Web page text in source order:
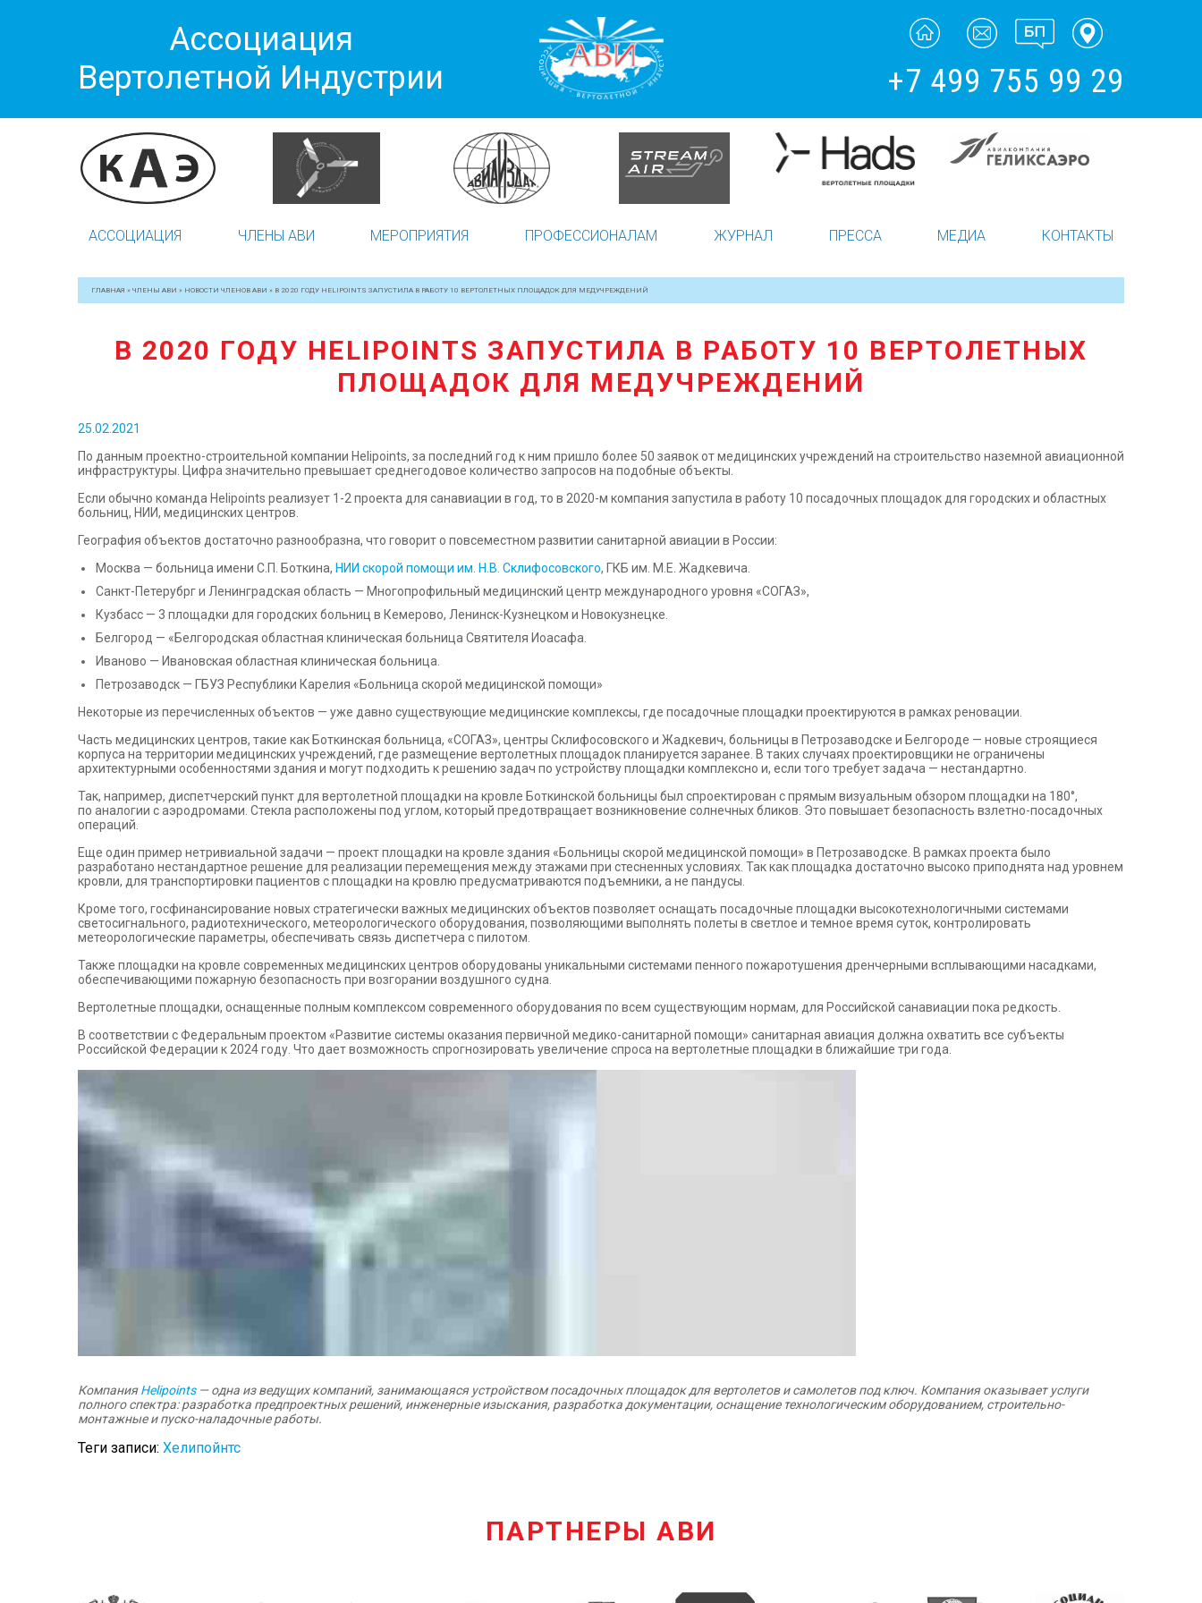
Ассоциация
Вертолетной Индустрии
+7 499 755 99 29
АССОЦИАЦИЯ ЧЛЕНЫ АВИ МЕРОПРИЯТИЯ ПРОФЕССИОНАЛАМ ЖУРНАЛ ПРЕССА МЕДИА КОНТАКТЫ
ГЛАВНАЯ » ЧЛЕНЫ АВИ » НОВОСТИ ЧЛЕНОВ АВИ » В 2020 ГОДУ HELIPOINTS ЗАПУСТИЛА В РАБОТУ 10 ВЕРТОЛЕТНЫХ ПЛОЩАДОК ДЛЯ МЕДУЧРЕЖДЕНИЙ
В 2020 ГОДУ HELIPOINTS ЗАПУСТИЛА В РАБОТУ 10 ВЕРТОЛЕТНЫХ
ПЛОЩАДОК ДЛЯ МЕДУЧРЕЖДЕНИЙ
25.02.2021
По данным проектно-строительной компании Helipoints, за последний год к ним пришло более 50 заявок от медицинских учреждений на строительство наземной авиационной
инфраструктуры. Цифра значительно превышает среднегодовое количество запросов на подобные объекты.
Если обычно команда Helipoints реализует 1-2 проекта для санавиации в год, то в 2020-м компания запустила в работу 10 посадочных площадок для городских и областных
больниц, НИИ, медицинских центров.
География объектов достаточно разнообразна, что говорит о повсеместном развитии санитарной авиации в России:
Москва — больница имени С.П. Боткина, НИИ скорой помощи им. Н.В. Склифосовского, ГКБ им. М.Е. Жадкевича.
Санкт-Петерубрг и Ленинградская область — Многопрофильный медицинский центр международного уровня «СОГАЗ»,
Кузбасс — 3 площадки для городских больниц в Кемерово, Ленинск-Кузнецком и Новокузнецке.
Белгород — «Белгородская областная клиническая больница Святителя Иоасафа.
Иваново — Ивановская областная клиническая больница.
Петрозаводск — ГБУЗ Республики Карелия «Больница скорой медицинской помощи»
Некоторые из перечисленных объектов — уже давно существующие медицинские комплексы, где посадочные площадки проектируются в рамках реновации.
Часть медицинских центров, такие как Боткинская больница, «СОГАЗ», центры Склифосовского и Жадкевич, больницы в Петрозаводске и Белгороде — новые строящиеся
корпуса на территории медицинских учреждений, где размещение вертолетных площадок планируется заранее. В таких случаях проектировщики не ограничены
архитектурными особенностями здания и могут подходить к решению задач по устройству площадки комплексно и, если того требует задача — нестандартно.
Так, например, диспетчерский пункт для вертолетной площадки на кровле Боткинской больницы был спроектирован с прямым визуальным обзором площадки на 180°,
по аналогии с аэродромами. Стекла расположены под углом, который предотвращает возникновение солнечных бликов. Это повышает безопасность взлетно-посадочных
операций.
Еще один пример нетривиальной задачи — проект площадки на кровле здания «Больницы скорой медицинской помощи» в Петрозаводске. В рамках проекта было
разработано нестандартное решение для реализации перемещения между этажами при стесненных условиях. Так как площадка достаточно высоко приподнята над уровнем
кровли, для транспортировки пациентов с площадки на кровлю предусматриваются подъемники, а не пандусы.
Кроме того, госфинансирование новых стратегически важных медицинских объектов позволяет оснащать посадочные площадки высокотехнологичными системами
светосигнального, радиотехнического, метеорологического оборудования, позволяющими выполнять полеты в светлое и темное время суток, контролировать
метеорологические параметры, обеспечивать связь диспетчера с пилотом.
Также площадки на кровле современных медицинских центров оборудованы уникальными системами пенного пожаротушения дренчерными всплывающими насадками,
обеспечивающими пожарную безопасность при возгорании воздушного судна.
Вертолетные площадки, оснащенные полным комплексом современного оборудования по всем существующим нормам, для Российской санавиации пока редкость.
В соответствии с Федеральным проектом «Развитие системы оказания первичной медико-санитарной помощи» санитарная авиация должна охватить все субъекты
Российской Федерации к 2024 году. Что дает возможность спрогнозировать увеличение спроса на вертолетные площадки в ближайшие три года.
КомпанияHelipoints — одна из ведущих компаний, занимающаяся устройством посадочных площадок для вертолетов и самолетов под ключ. Компания оказывает услуги
полного спектра: разработка предпроектных решений, инженерные изыскания, разработка документации, оснащение технологическим оборудованием, строительно-
монтажные и пуско-наладочные работы.
Теги записи: Хелипойнтс
ПАРТНЕРЫ АВИ